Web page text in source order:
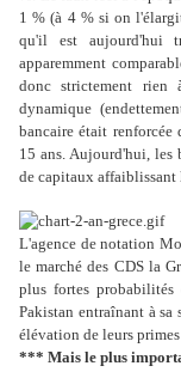
1 % (à 4 % si on
qu'il est aujourd'hui
apparemment
donc strictement
dynamique
bancaire était
15 ans. Aujourd'hui, les
de capitaux
L'agence de notation
le marché des CDS la
plus fortes
Pakistan entraînant à sa
élévation de leurs
*** Mais le plus